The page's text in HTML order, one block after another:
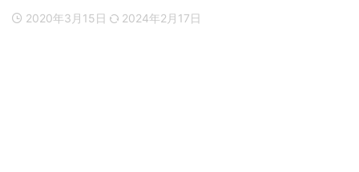
2020年3月15日 2024年2月17日